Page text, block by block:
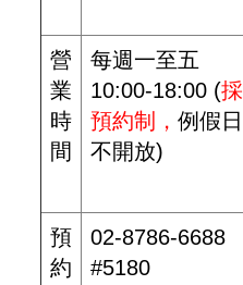
營
業
時
間
每週一至五
10:00-18:00 (採
預約制，例假日
不開放)
預
約
02-8786-6688
#5180